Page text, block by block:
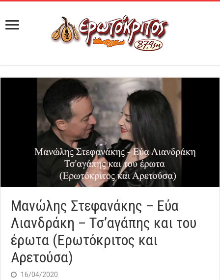
Μανώλης Στεφανάκης – Εύα
Λιανδράκη – Τσ’αγάπης και του
έρωτα (Ερωτόκριτος και
Αρετούσα)
16/04/2020